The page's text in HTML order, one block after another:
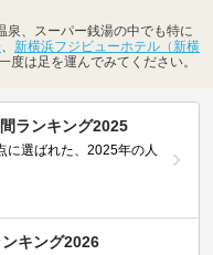
泉、スーパー銭湯の中でも特に
新横浜フジビューホテル（新横
度は足を運んでみてください。
ランキング2025
に選ばれた、2025年の人
キング2026